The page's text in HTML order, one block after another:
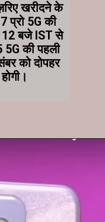
खरीदने के
प्रो 5G की
12 बजे IST से
5G की पहली
को दोपहर